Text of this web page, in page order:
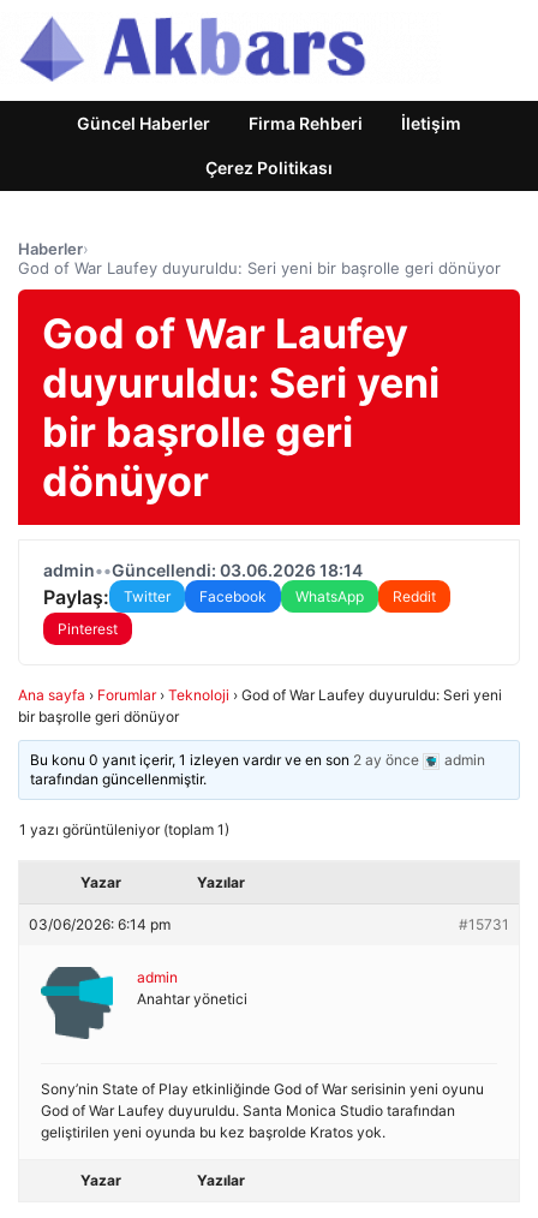
Güncel Haberler Firma Rehberi İletişim
Çerez Politikası
Haberler›
God of War Laufey duyuruldu: Seri yeni bir başrolle geri dönüyor
God of War Laufey
duyuruldu: Seri yeni
bir başrolle geri
dönüyor
admin••Güncellendi: 03.06.2026 18:14
Paylaş: Twitter Facebook WhatsApp
Reddit
Pinterest
Ana sayfa › Forumlar › Teknoloji › God of War Laufey duyuruldu: Seri yeni
bir başrolle geri dönüyor
Bu konu 0 yanıt içerir, 1 izleyen vardır ve en son 2 ay önce
admin
tarafından güncellenmiştir.
1 yazı görüntüleniyor (toplam 1)
Yazar Yazılar
03/06/2026: 6:14 pm #15731
admin
Anahtar yönetici
Sony’nin State of Play etkinliğinde God of War serisinin yeni oyunu
God of War Laufey duyuruldu. Santa Monica Studio tarafından
geliştirilen yeni oyunda bu kez başrolde Kratos yok.
Yazar Yazılar